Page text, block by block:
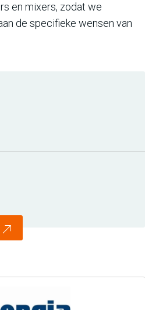
en mixers, zodat we
de specifieke wensen van